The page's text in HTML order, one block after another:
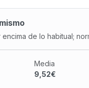
de lo habitual;
Media
9,52€